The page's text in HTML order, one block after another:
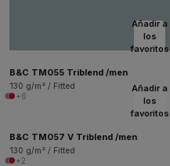
Añadir a
los
favoritos
B&C TM055 Triblend /men
130 g/m² / Fitted
+6
Añadir a
los
favoritos
B&C TM057 V Triblend /men
130 g/m² / Fitted
+2